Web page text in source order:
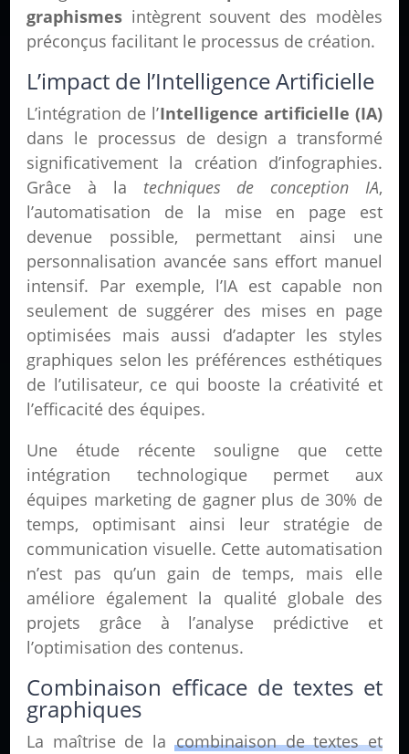
graphismes intègrent souvent des modèles
préconçus facilitant le processus de création.
L’impact de l’Intelligence Artificielle
L’intégration de l’Intelligence artificielle (IA)
dans le processus de design a transformé
significativement la création d’infographies.
Grâce à la techniques de conception IA,
l’automatisation de la mise en page est
devenue possible, permettant ainsi une
personnalisation avancée sans effort manuel
intensif. Par exemple, l’IA est capable non
seulement de suggérer des mises en page
optimisées mais aussi d’adapter les styles
graphiques selon les préférences esthétiques
de l’utilisateur, ce qui booste la créativité et
l’efficacité des équipes.
Une étude récente souligne que cette
intégration technologique permet aux
équipes marketing de gagner plus de 30% de
temps, optimisant ainsi leur stratégie de
communication visuelle. Cette automatisation
n’est pas qu’un gain de temps, mais elle
améliore également la qualité globale des
projets grâce à l’analyse prédictive et
l’optimisation des contenus.
Combinaison efficace de textes et
graphiques
La maîtrise de lacombinaison de textes et